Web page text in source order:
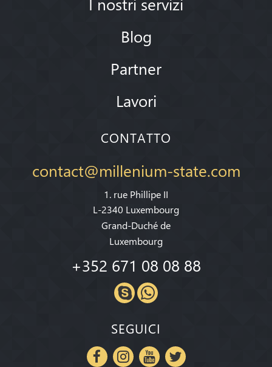
Blog
Partner
Lavori
CONTATTO
contact@millenium-state.com
1. rue Phillipe II
L-2340 Luxembourg
Grand-Duché de
Luxembourg
+352 671 08 08 88
SEGUICI